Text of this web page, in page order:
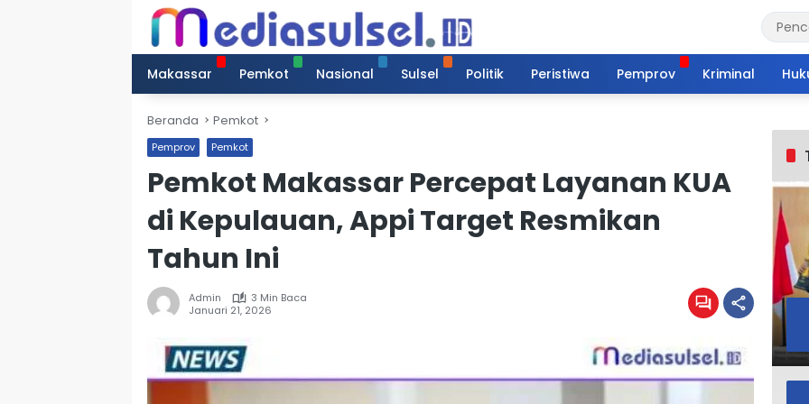
Makassar
Pemkot Nasional Sulsel Politik Peristiwa Pemprov Kriminal
Beranda Pemkot
Pemprov Pemkot
Pemkot Makassar Percepat Layanan KUA
di Kepulauan, Appi Target Resmikan
Tahun Ini
Admin
3 Min Baca
Januari 21, 2026